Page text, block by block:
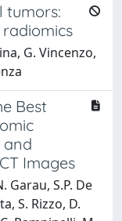
tumors:
G. Vincenzo,
Best
and
Images
Garau, S.P. De
S. Rizzo, D.